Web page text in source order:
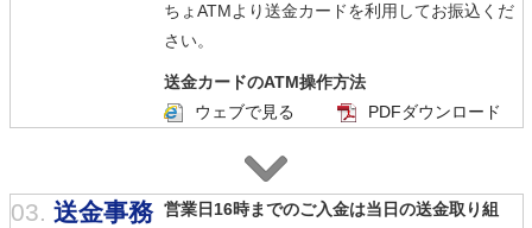
ちょATMより送金カードを利用してお振込くだ
さい。
送金カードのATM操作方法
ウェブで見る
PDFダウンロード
03. 送金事務 営業日16時までのご入金は当日の送金取り組